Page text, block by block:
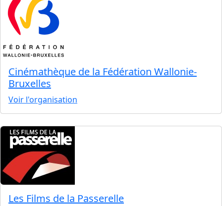
Cinémathèque de la Fédération Wallonie-
Bruxelles
Voir l'organisation
Les Films de la Passerelle